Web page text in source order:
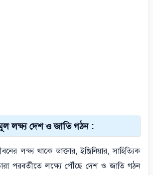
লক্ষ্য দেশ ও জাতি গঠন :
লক্ষ্য থাকে ডাক্তার, ইঞ্জিনিয়ার, সাহিত্যিক
পরবর্তীতে লক্ষ্যে পৌঁছে দেশ ও জাতি গঠন